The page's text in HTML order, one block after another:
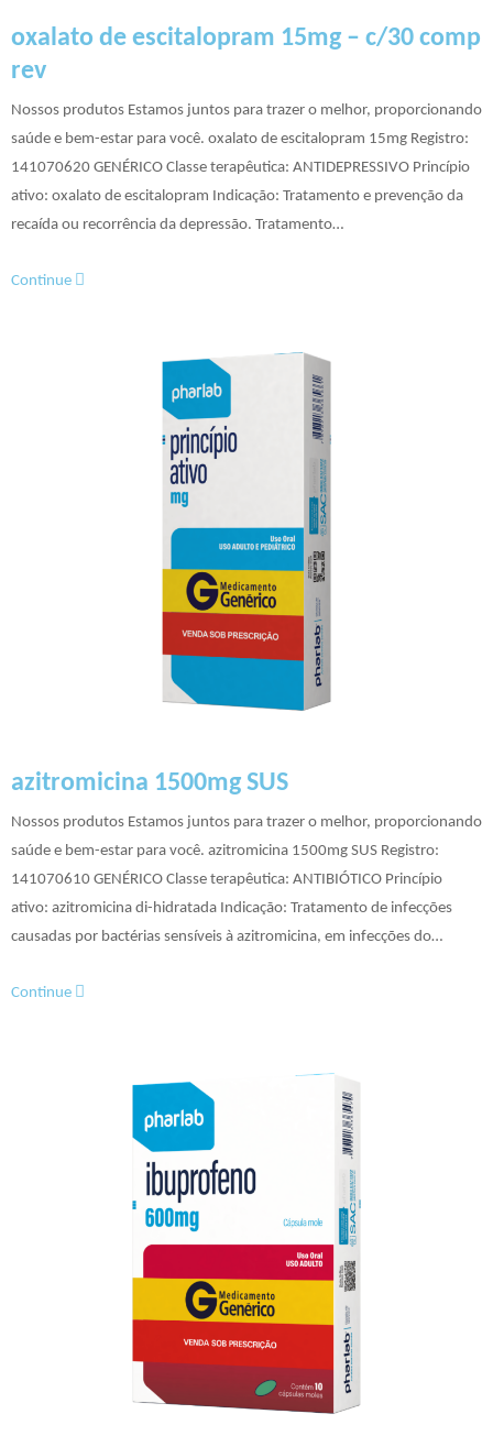
oxalato de escitalopram 15mg – c/30 comp
rev
Nossos produtos Estamos juntos para trazer o melhor, proporcionando
saúde e bem-estar para você. oxalato de escitalopram 15mg Registro:
141070620 GENÉRICO Classe terapêutica: ANTIDEPRESSIVO Princípio
ativo: oxalato de escitalopram Indicação: Tratamento e prevenção da
recaída ou recorrência da depressão. Tratamento…
Continue
azitromicina 1500mg SUS
Nossos produtos Estamos juntos para trazer o melhor, proporcionando
saúde e bem-estar para você. azitromicina 1500mg SUS Registro:
141070610 GENÉRICO Classe terapêutica: ANTIBIÓTICO Princípio
ativo: azitromicina di-hidratada Indicação: Tratamento de infecções
causadas por bactérias sensíveis à azitromicina, em infecções do…
Continue